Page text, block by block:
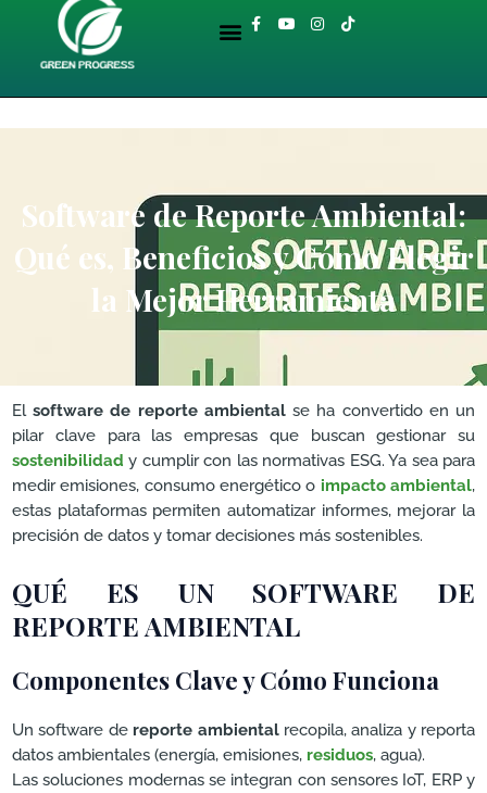
contenido
F
a
o
k
Y
b
I
g
a
T
i
k
Menu
Software de Reporte Ambiental:
Qué es, Beneficios y Cómo Elegir
la Mejor Herramienta
Elsoftware de reporte ambientalse ha convertido en un
pilar clave para las empresas que buscan gestionar su
sostenibilidady cumplir con las normativas ESG. Ya sea para
medir emisiones, consumo energético o impacto ambiental,
estas plataformas permiten automatizar informes, mejorar la
precisión de datos y tomar decisiones más sostenibles.
QUÉ ES UN SOFTWARE DE
REPORTE AMBIENTAL
Componentes Clave y Cómo Funciona
Un software dereporte ambientalrecopila, analiza y reporta
datos ambientales (energía, emisiones, residuos, agua).
Las soluciones modernas se integran con sensores IoT, ERP y